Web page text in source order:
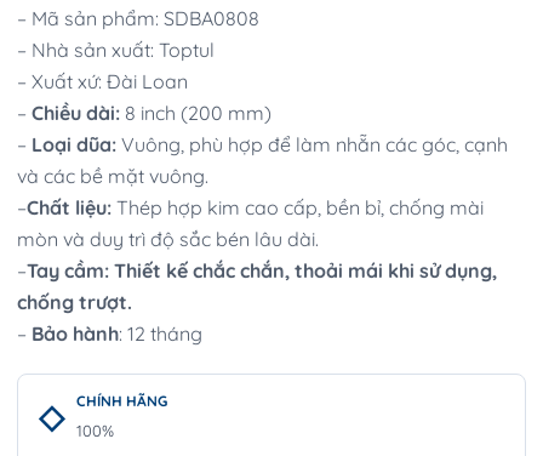
– Mã sản phẩm: SDBA0808
– Nhà sản xuất: Toptul
– Xuất xứ: Đài Loan
– Chiều dài: 8 inch (200 mm)
– Loại dũa: Vuông, phù hợp để làm nhẵn các góc, cạnh
và các bề mặt vuông.
–Chất liệu: Thép hợp kim cao cấp, bền bỉ, chống mài
mòn và duy trì độ sắc bén lâu dài.
–Tay cầm: Thiết kế chắc chắn, thoải mái khi sử dụng,
chống trượt.
– Bảo hành: 12 tháng
CHÍNH HÃNG
100%